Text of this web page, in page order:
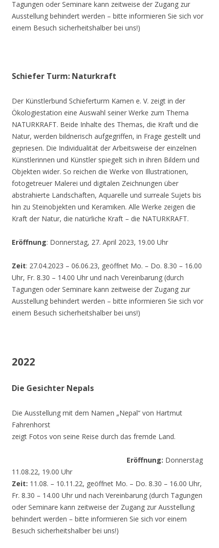
Tagungen oder Seminare kann zeitweise der Zugang zur
Ausstellung behindert werden – bitte informieren Sie sich vor
einem Besuch sicherheitshalber bei uns!)
Schiefer Turm: Naturkraft
Der Künstlerbund Schieferturm Kamen e. V. zeigt in der
Ökologiestation eine Auswahl seiner Werke zum Thema
NATURKRAFT. Beide Inhalte des Themas, die Kraft und die
Natur, werden bildnerisch aufgegriffen, in Frage gestellt und
gepriesen. Die Individualität der Arbeitsweise der einzelnen
Künstlerinnen und Künstler spiegelt sich in ihren Bildern und
Objekten wider. So reichen die Werke von Illustrationen,
fotogetreuer Malerei und digitalen Zeichnungen über
abstrahierte Landschaften, Aquarelle und surreale Sujets bis
hin zu Steinobjekten und Keramiken. Alle Werke zeigen die
Kraft der Natur, die natürliche Kraft – die NATURKRAFT.
Eröffnung: Donnerstag, 27. April 2023, 19.00 Uhr
Zeit: 27.04.2023 – 06.06.23, geöffnet Mo. – Do. 8.30 – 16.00
Uhr, Fr. 8.30 – 14.00 Uhr und nach Vereinbarung (durch
Tagungen oder Seminare kann zeitweise der Zugang zur
Ausstellung behindert werden – bitte informieren Sie sich vor
einem Besuch sicherheitshalber bei uns!)
2022
Die Gesichter Nepals
Die Ausstellung mit dem Namen „Nepal“ von Hartmut
Fahrenhorst
zeigt Fotos von seine Reise durch das fremde Land.
Eröffnung: Donnerstag
11.08.22, 19.00 Uhr
Zeit: 11.08. – 10.11.22, geöffnet Mo. – Do. 8.30 – 16.00 Uhr,
Fr. 8.30 – 14.00 Uhr und nach Vereinbarung (durch Tagungen
oder Seminare kann zeitweise der Zugang zur Ausstellung
behindert werden – bitte informieren Sie sich vor einem
Besuch sicherheitshalber bei uns!)